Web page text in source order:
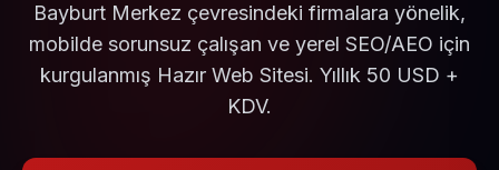
Bayburt Merkez çevresindeki firmalara yönelik,
mobilde sorunsuz çalışan ve yerel SEO/AEO için
kurgulanmış Hazır Web Sitesi. Yıllık 50 USD +
KDV.